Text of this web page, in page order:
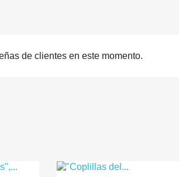
de clientes en este momento.